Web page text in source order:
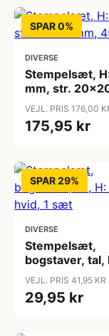
SPAR 0%
DIVERSE
Stempelsæt,
mm, str.
45stk.
VEJL. PRIS 176,00
175,95 kr
SPAR 29%
DIVERSE
Stempelsæt,
bogstaver, tal,
mm, hvid, 1 sæt
VEJL. PRIS 41,95 KR
29,95 kr